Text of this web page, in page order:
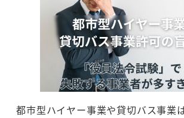
都市型ハイヤー事業や貸切バス事業